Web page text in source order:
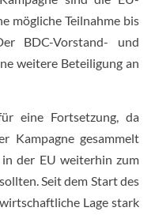
mögliche Teilnahme bis
BDC-Vorstand- und
weitere Beteiligung an
eine Fortsetzung, da
Kampagne gesammelt
der EU weiterhin zum
Seit dem Start des
Lage stark